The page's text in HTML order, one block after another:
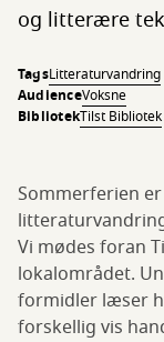
og litterære
TagsLitteraturvandring
AudienceVoksne
BibliotekTilst Bibliotek
Sommerferien
Vi mødes foran
lokalområdet.
formidler læser
forskellig vis